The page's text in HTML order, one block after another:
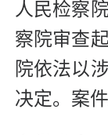
人民检察
察院审查
院依法以
决定。案